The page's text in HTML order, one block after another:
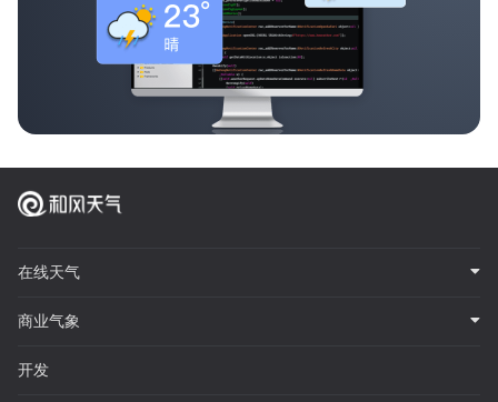
在线天气
商业气象
开发